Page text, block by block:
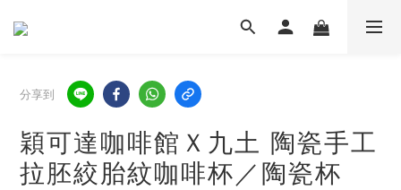
分享到
穎可達咖啡館Ｘ九土 陶瓷手工
拉胚絞胎紋咖啡杯／陶瓷杯